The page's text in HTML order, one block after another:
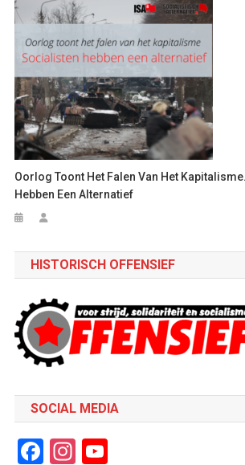
Oorlog Toont Het Falen Van Het
Hebben Een Alternatief
HISTORISCH OFFENSIEF
SOCIAL MEDIA
Facebook
Instagram